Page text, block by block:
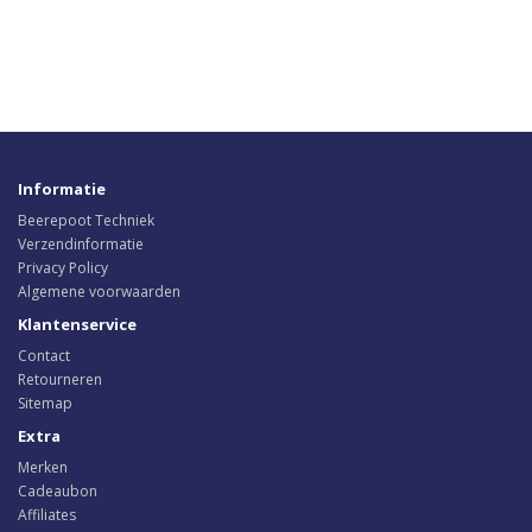
Informatie
Beerepoot Techniek
Verzendinformatie
Privacy Policy
Algemene voorwaarden
Klantenservice
Contact
Retourneren
Sitemap
Extra
Merken
Cadeaubon
Affiliates